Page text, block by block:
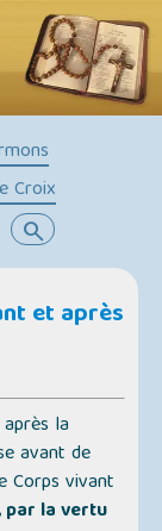
Croix
search
et après
la
avant de
Corps vivant
par la vertu